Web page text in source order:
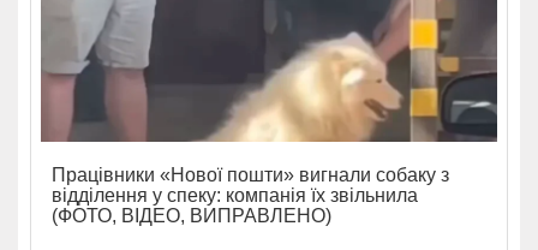
Працівники «Нової пошти» вигнали собаку з
відділення у спеку: компанія їх звільнила
(ФОТО, ВІДЕО, ВИПРАВЛЕНО)